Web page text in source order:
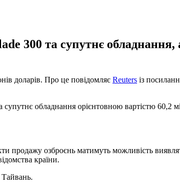
300 та супутнє обладнання,
доларів. Про це повідомляє Reuters із
обладнання орієнтовною вартістю 60,2
продажу озброєнь матимуть можливість
країни.